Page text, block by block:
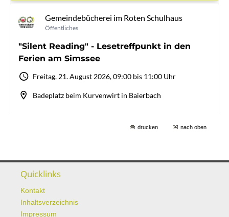
drucken nach oben
Quicklinks
Kontakt
Inhaltsverzeichnis
Impressum